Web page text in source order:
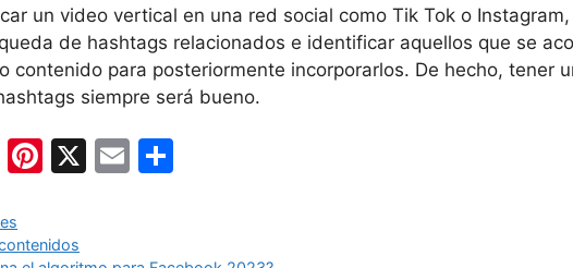
un video vertical en una red social como Tik Tok o
de hashtags relacionados e identificar aquellos que se
contenido para posteriormente incorporarlos. De hecho, tener
siempre será bueno.
T
e
Pi X
E